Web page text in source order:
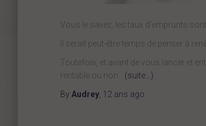
Vous le savez, les taux d’emprunts
Il serait peut-être temps de penser à
Toutefois, et avant de vous lancer et
rentable ou non.
(suite…)
By Audrey 12 ans ago